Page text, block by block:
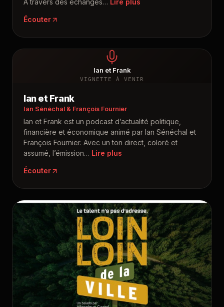
À travers des échanges…
Écouter
Ian et Frank
VIGNETTE À VENIR
Ian et Frank
Ian Sénéchal & François Fournier
Ian et Frank est un podcast d’actualité politique,
financière et économique animé par Ian Sénéchal et
François Fournier. Avec un ton direct, coloré et
assumé, l’émission…
Écouter